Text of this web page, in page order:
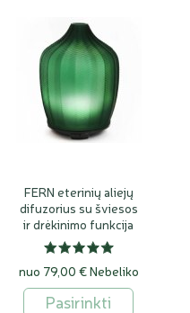
FERN eterinių aliejų
difuzorius su šviesos
ir drėkinimo funkcija
nuo 79,00 €Nebeliko
Pasirinkti